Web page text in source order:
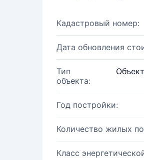
Кадастровый номер:
Дата обновления
Тип
объекта:
Год постройки:
Количество жилых
Класс